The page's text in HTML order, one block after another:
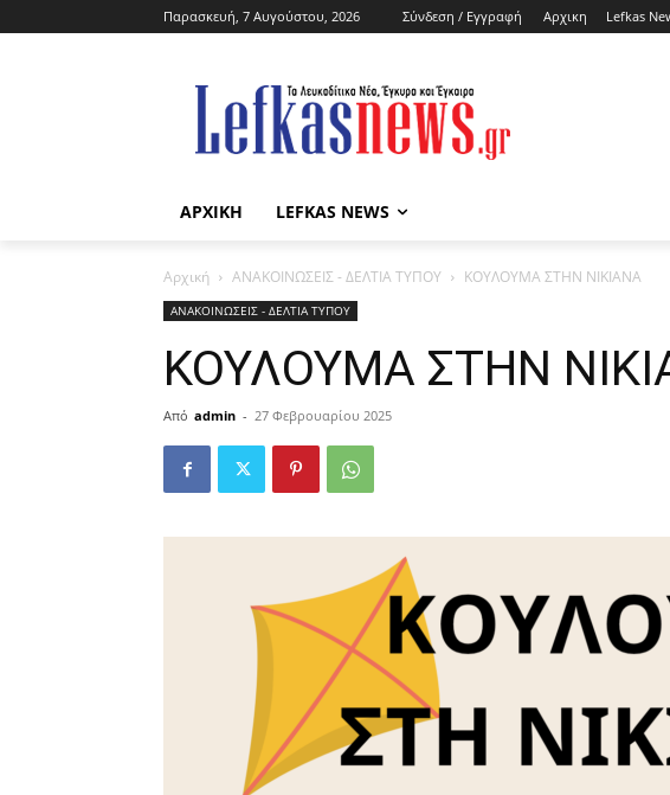
Παρασκευή, 7 Αυγούστου, 2026 Σύνδεση / Εγγραφή Αρχικη Lefkas
ΑΡΧΙΚΗ LEFKAS NEWS
Αρχική ΑΝΑΚΟΙΝΩΣΕΙΣ - ΔΕΛΤΙΑ ΤΥΠΟΥ ΚΟΥΛΟΥΜΑ ΣΤΗΝ ΝΙΚΙΑΝΑ
ΑΝΑΚΟΙΝΩΣΕΙΣ - ΔΕΛΤΙΑ ΤΥΠΟΥ
ΚΟΥΛΟΥΜΑ ΣΤΗΝ
Από admin - 27 Φεβρουαρίου 2025